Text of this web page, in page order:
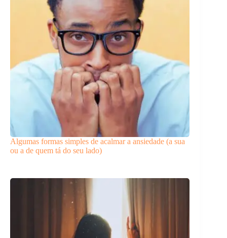
Algumas formas simples de acalmar a ansiedade (a sua
ou a de quem tá do seu lado)